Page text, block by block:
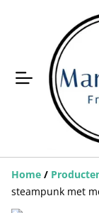
Home /
steampunk met